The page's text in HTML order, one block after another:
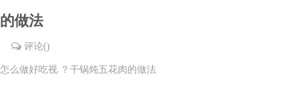
做法
评论()
么做好吃视 ？干锅炖五花肉的做法